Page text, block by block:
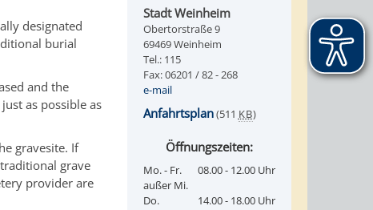
designated
burial
and the
as possible as
gravesite. If
grave
provider are
Stadt Weinheim
Obertorstraße 9
69469 Weinheim
Tel.: 115
Fax: 06201 / 82 - 268
e-mail
Anfahrtsplan(511 KB)
Öffnungszeiten:
Mo. - Fr.
außer Mi.
08.00 - 12.00 Uhr
Do.
14.00 - 18.00 Uhr